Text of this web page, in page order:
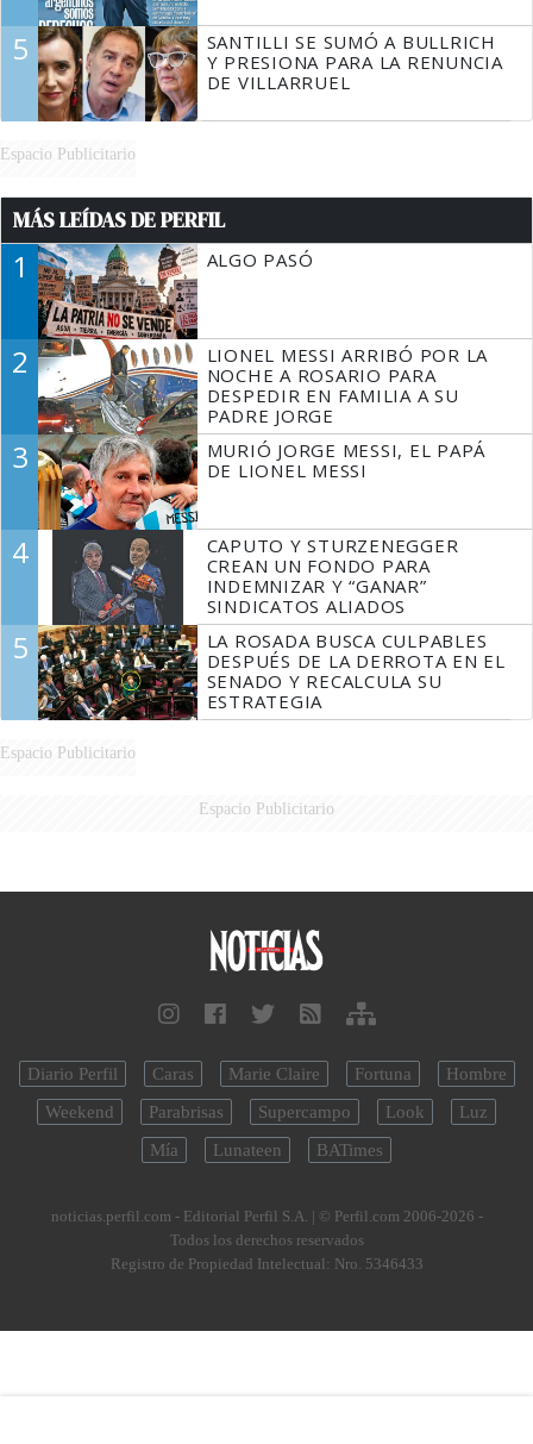
5
SANTILLI SE SUMÓ A BULLRICH
Y PRESIONA PARA LA RENUNCIA
DE VILLARRUEL
Espacio Publicitario
MÁS LEÍDAS DE PERFIL
1 ALGO PASÓ
2
LIONEL MESSI ARRIBÓ POR LA
NOCHE A ROSARIO PARA
DESPEDIR EN FAMILIA A SU
PADRE JORGE
3
MURIÓ JORGE MESSI, EL PAPÁ
DE LIONEL MESSI
4
CAPUTO Y STURZENEGGER
CREAN UN FONDO PARA
INDEMNIZAR Y “GANAR”
SINDICATOS ALIADOS
5
LA ROSADA BUSCA CULPABLES
DESPUÉS DE LA DERROTA EN EL
SENADO Y RECALCULA SU
ESTRATEGIA
Espacio Publicitario
Espacio Publicitario
Diario Perfil Caras Marie Claire Fortuna
Hombre
Weekend
Parabrisas Supercampo Look
Luz
Mía
Lunateen BATimes
noticias.perfil.com - Editorial Perfil S.A. | © Perfil.com 2006-2026 -
Todos los derechos reservados
Registro de Propiedad Intelectual: Nro. 5346433